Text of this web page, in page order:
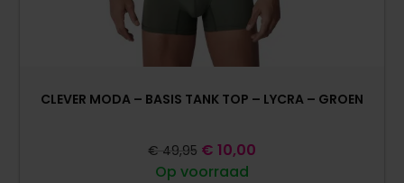
CLEVER MODA – BASIS TANK TOP – LYCRA – GROEN
Op voorraad
€ 49,95 € 10,00